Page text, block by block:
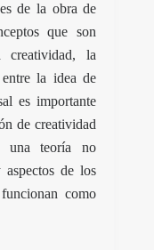
de la obra de
que son
creatividad, la
la idea de
es importante
de creatividad
una teoría no
de los
como